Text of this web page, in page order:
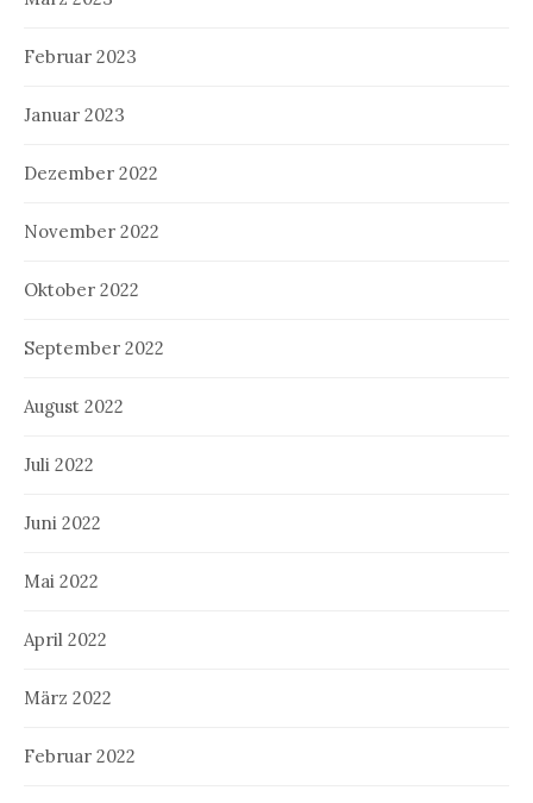
Februar 2023
Januar 2023
Dezember 2022
November 2022
Oktober 2022
September 2022
August 2022
Juli 2022
Juni 2022
Mai 2022
April 2022
März 2022
Februar 2022